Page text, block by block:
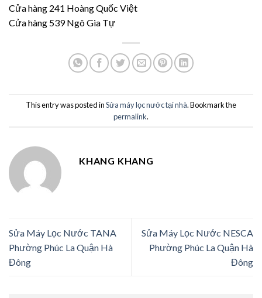
Cửa hàng 241 Hoàng Quốc Việt
Cửa hàng 539 Ngô Gia Tự
This entry was posted inSửa máy lọc nước tại nhà. Bookmark the
permalink.
KHANG KHANG
Sửa Máy Lọc Nước TANA
Phường Phúc La Quận Hà
Đông
Sửa Máy Lọc Nước NESCA
Phường Phúc La Quận Hà
Đông